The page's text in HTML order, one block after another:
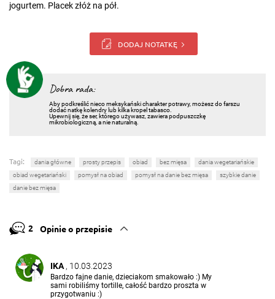
jogurtem. Placek złóż na pół.
DODAJ NOTATKĘ
Dobra rada:
Aby podkreślić nieco meksykański charakter potrawy, możesz do farszu
dodać natkę kolendry lub kilka kropel tabasco.
Upewnij się, że ser, którego używasz, zawiera podpuszczkę
mikrobiologiczną, a nie naturalną.
Tagi: dania główne prosty przepis obiad bez mięsa
dania wegetariańskie
obiad wegetariański
pomysł na obiad pomysł na danie bez mięsa
szybkie danie
danie bez mięsa
2 Opinie o przepisie
IKA, 10.03.2023
Bardzo fajne danie, dzieciakom smakowało :) My
sami robiliśmy tortille, całość bardzo proszta w
przygotwaniu :)